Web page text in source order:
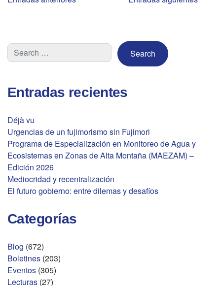
entradas
Entradas recientes
Déjà vu
Urgencias de un fujimorismo sin Fujimori
Programa de Especialización en Monitoreo de Agua y
Ecosistemas en Zonas de Alta Montaña (MAEZAM) –
Edición 2026
Mediocridad y recentralización
El futuro gobierno: entre dilemas y desafíos
Categorías
Blog (672)
Boletines (203)
Eventos (305)
Lecturas (27)